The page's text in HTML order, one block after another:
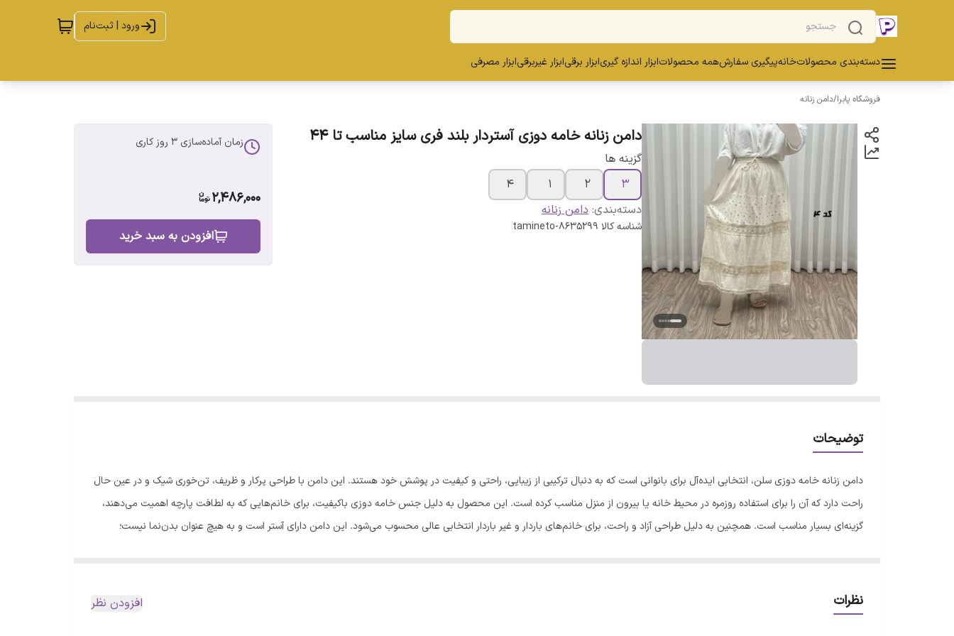
ورود | ثبت‌نام
دسته‌بندی محصولاتخانهپیگیری سفارشهمه محصولاتابزار اندازه گیریابزار برقیابزار غیربرقیابزار مصرفی
فروشگاه پابرا/دامن زنانه
دامن زنانه خامه دوزی آستردار بلند فری سایز مناسب تا 44
گزینه ها
3
2
1
4
دسته‌بندی: دامن زنانه
شناسه کالا tamineto-8635299
زمان آماده‌سازی 3 روز کاری
2,486,000
افزودن به سبد خرید
توضیحات
دامن زنانه خامه دوزی سلن، انتخابی ایده‌آل برای بانوانی است که به دنبال ترکیبی از زیبایی، راحتی و کیفیت در پوشش خود هستند. این دامن با طراحی پرکار و ظریف، تن‌خوری شیک و در عین حال
راحت دارد که آن را برای استفاده روزمره در محیط خانه یا بیرون از منزل مناسب کرده است. این محصول به دلیل جنس خامه دوزی باکیفیت، برای خانم‌هایی که به لطافت پارچه اهمیت می‌دهند،
گزینه‌ای بسیار مناسب است. همچنین به دلیل طراحی آزاد و راحت، برای خانم‌های باردار و غیر باردار انتخابی عالی محسوب می‌شود. این دامن دارای آستر است و به هیچ عنوان بدن‌نما نیست؛
اختلاف اندازه‌گیری تا 3 سانتی‌متر وجود دارد این دامن از پارچه‌ای با الیاف طبیعی تهیه شده است که خنکی و راحتی را به همراه دارد. در مورد چروک‌پذیری پارچه‌های نخی باید گفت که این محصول
مقدار کمی چروک می‌شود که با توجه به ماهیت خنک و نخی بودن پارچه، کاملاً طبیعی است. با انتخاب این دامن، استایلی آراسته و در عین حال راحت را تجربه خواهید کرد. 🌸
نظرات افزودن نظر